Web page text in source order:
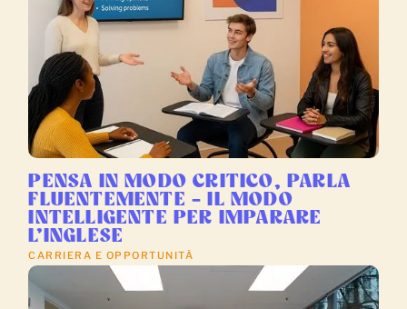
PENSA IN MODO CRITICO, PARLA
FLUENTEMENTE – IL MODO
INTELLIGENTE PER IMPARARE
L’INGLESE
CARRIERA E OPPORTUNITÀ